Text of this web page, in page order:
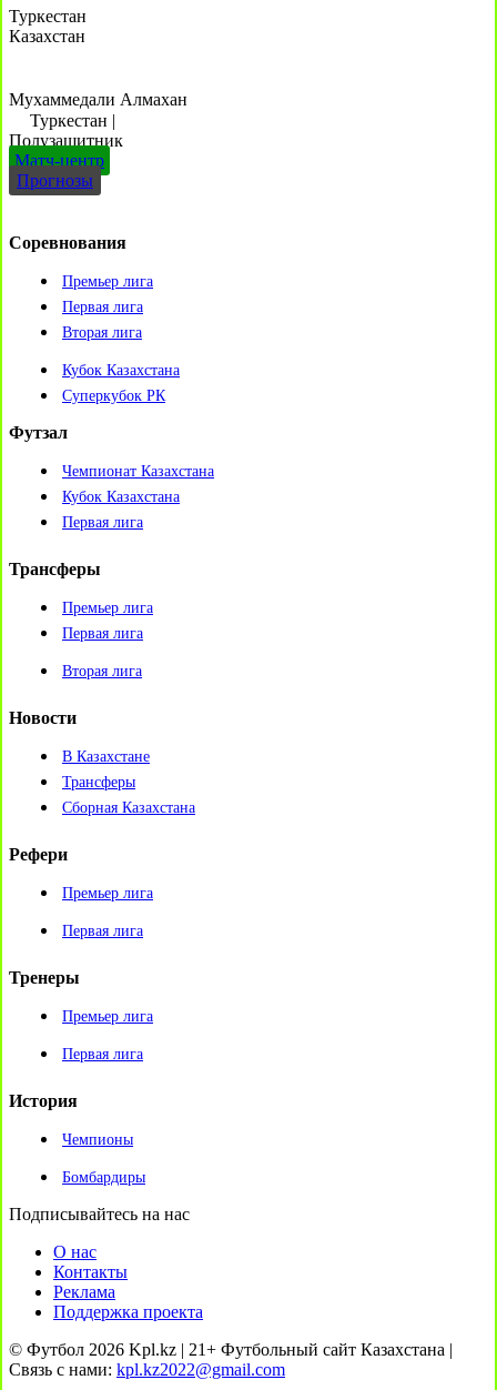
Туркестан
Казахстан
Мухаммедали Алмахан
Туркестан |
Полузащитник
Матч-центр
Прогнозы
Соревнования
Премьер лига
Первая лига
Вторая лига
Кубок Казахстана
Суперкубок РК
Футзал
Чемпионат Казахстана
Кубок Казахстана
Первая лига
Трансферы
Премьер лига
Первая лига
Вторая лига
Новости
В Казахстане
Трансферы
Сборная Казахстана
Рефери
Премьер лига
Первая лига
Тренеры
Премьер лига
Первая лига
История
Чемпионы
Бомбардиры
Подписывайтесь на нас
О нас
Контакты
Реклама
Поддержка проекта
© Футбол 2026 Kpl.kz | 21+ Футбольный сайт Казахстана |
Связь с нами: kpl.kz2022@gmail.com